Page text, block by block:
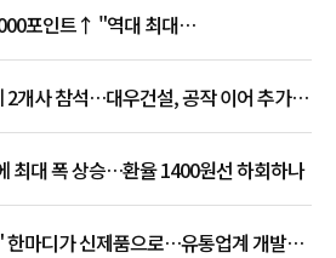
포인트↑ "역대 최대
동반 상한가
2개사 참석…대우건설, 공작 이어 추가
최대 폭 상승…환율 1400원선 하회하나
한마디가 신제품으로…유통업계 개발실